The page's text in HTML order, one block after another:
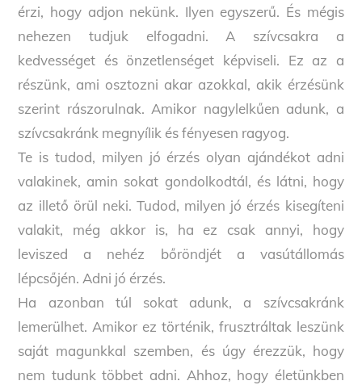
érzi, hogy adjon nekünk. Ilyen egyszerű. És mégis
nehezen tudjuk elfogadni. A szívcsakra a
kedvességet és önzetlenséget képviseli. Ez az a
részünk, ami osztozni akar azokkal, akik érzésünk
szerint rászorulnak. Amikor nagylelkűen adunk, a
szívcsakránk megnyílik és fényesen ragyog.
Te is tudod, milyen jó érzés olyan ajándékot adni
valakinek, amin sokat gondolkodtál, és látni, hogy
az illető örül neki. Tudod, milyen jó érzés kisegíteni
valakit, még akkor is, ha ez csak annyi, hogy
leviszed a nehéz bőröndjét a vasútállomás
lépcsőjén. Adni jó érzés.
Ha azonban túl sokat adunk, a szívcsakránk
lemerülhet. Amikor ez történik, frusztráltak leszünk
saját magunkkal szemben, és úgy érezzük, hogy
nem tudunk többet adni. Ahhoz, hogy életünkben